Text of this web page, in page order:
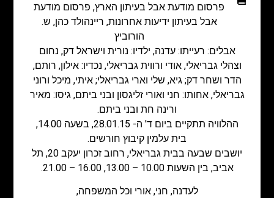
פרסום מודעת אבל בעיתון הארץ, פרסום מודעת
אבל בעיתון ידיעות אחרונות, ריינהולד כהן, ש.
הורוביץ
אבלים: רעייתו: עדנה, ילדיו: נורית וישראל דק, נחום
וצהלי גבריאלי, אודי ורווית גבריאלי, נכדיו: אילון, רותם,
הדר ושחר דק; גיא, שלי וארי גבריאלי; איתי, מיכל ורוני
גבריאלי, אחותו: חני ואורי זליגסון ובני ביתם, גיסו: מאיר
ורינה חת ובני ביתם.
ההלוויה תתקיים ביום ד' ה- 28.01.15, בשעה 14.00,
בית עלמין קיבוץ חורשים.
יושבים שבעה בבית גבריאלי, רחוב זכרון יעקב 20, תל
אביב, בין השעות 10.00 – 13.00, 16.00 – 21.00.
לעדנה, חני, אורי וכל המשפחה,